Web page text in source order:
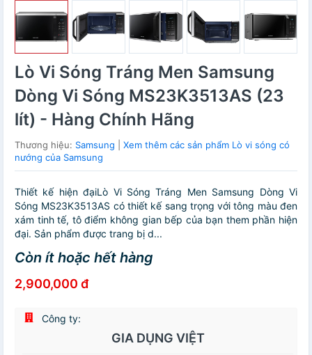
Lò Vi Sóng Tráng Men Samsung
Dòng Vi Sóng MS23K3513AS (23
lít) - Hàng Chính Hãng
Thương hiệu: Samsung
Xem thêm các sản phẩm Lò vi sóng có
nướng của Samsung
Thiết kế hiện đạiLò Vi Sóng Tráng Men Samsung Dòng Vi
Sóng MS23K3513AS có thiết kế sang trọng với tông màu đen
xám tinh tế, tô điểm không gian bếp của bạn them phần hiện
đại. Sản phẩm được trang bị d...
Còn ít hoặc hết hàng
2,900,000 đ
Công ty:
GIA DỤNG VIỆT